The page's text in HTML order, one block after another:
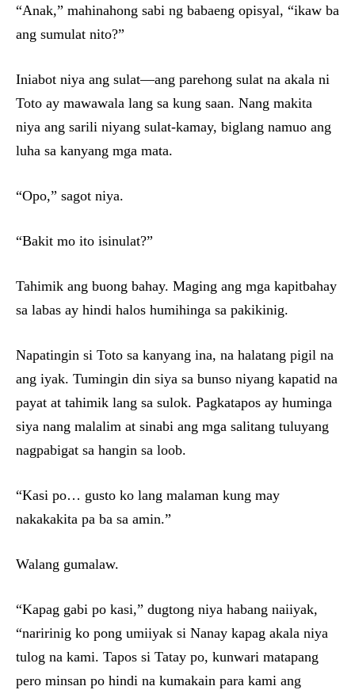
“Anak,” mahinahong sabi ng babaeng opisyal, “ikaw ba
ang sumulat nito?”
Iniabot niya ang sulat—ang parehong sulat na akala ni
Toto ay mawawala lang sa kung saan. Nang makita
niya ang sarili niyang sulat-kamay, biglang namuo ang
luha sa kanyang mga mata.
“Opo,” sagot niya.
“Bakit mo ito isinulat?”
Tahimik ang buong bahay. Maging ang mga kapitbahay
sa labas ay hindi halos humihinga sa pakikinig.
Napatingin si Toto sa kanyang ina, na halatang pigil na
ang iyak. Tumingin din siya sa bunso niyang kapatid na
payat at tahimik lang sa sulok. Pagkatapos ay huminga
siya nang malalim at sinabi ang mga salitang tuluyang
nagpabigat sa hangin sa loob.
“Kasi po… gusto ko lang malaman kung may
nakakakita pa ba sa amin.”
Walang gumalaw.
“Kapag gabi po kasi,” dugtong niya habang naiiyak,
“naririnig ko pong umiiyak si Nanay kapag akala niya
tulog na kami. Tapos si Tatay po, kunwari matapang
pero minsan po hindi na kumakain para kami ang